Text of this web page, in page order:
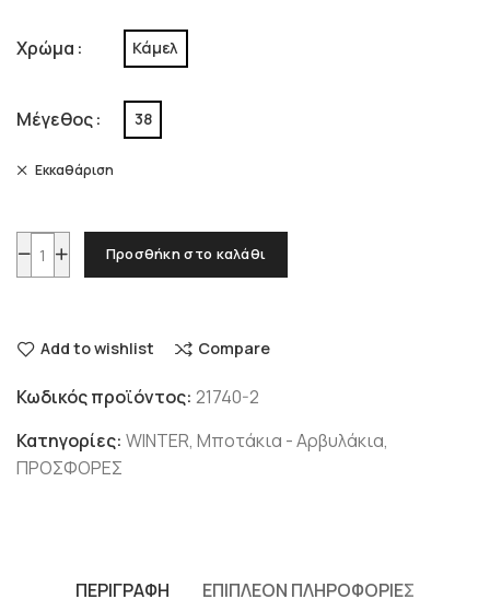
Χρώμα Κάμελ
Μέγεθος 38
Εκκαθάριση
Προσθήκη στο καλάθι
Add to wishlist Compare
Κωδικός προϊόντος: 21740-2
Κατηγορίες: WINTER, Μποτάκια - Αρβυλάκια,
ΠΡΟΣΦΟΡΕΣ
ΠΕΡΙΓΡΑΦΉ ΕΠΙΠΛΈΟΝ ΠΛΗΡΟΦΟΡΊΕΣ